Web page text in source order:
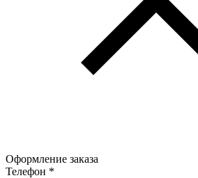
Оформление заказа
Телефон *